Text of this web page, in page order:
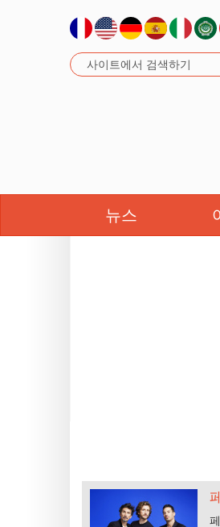
뉴스